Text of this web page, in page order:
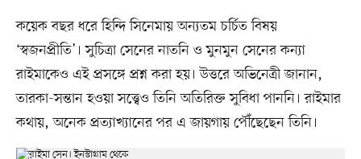
কয়েক বছর ধরে হিন্দি সিনেমায় অন্যতম চর্চিত বিষয়
‘স্বজনপ্রীতি’। সুচিত্রা সেনের নাতনি ও মুনমুন সেনের কন্যা
রাইমাকেও এই প্রসঙ্গে প্রশ্ন করা হয়। উত্তরে অভিনেত্রী জানান,
তারকা-সন্তান হওয়া সত্ত্বেও তিনি অতিরিক্ত সুবিধা পাননি। রাইমার
কথায়, অনেক প্রত্যাখ্যানের পর এ জায়গায় পৌঁছেছেন তিনি।